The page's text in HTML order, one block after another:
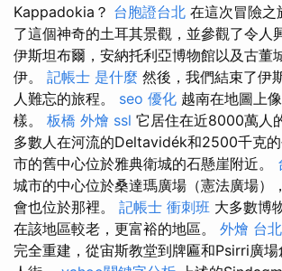
Kappadokia？ 台胞證台北 在這次冒險之
了這個神奇的土耳其景觀，並參觀了令人
伊斯坦布爾，安納托利亞博物館以及古董
伊。 記帳士 是什麼 然後，我們結束了伊
人難忘的旅程。 seo 優化 越南在地圖上
樣。 板橋 外燴 ssl 它居住在近8000萬人
多數人在河流的Deltavidék和2500千克
市的舊中心位於雅典衛城的石懸崖附近。
城市的中心位於桑達瑪廣場（憲法廣場）
會也位於那裡。 記帳士 衝刺班 大多數博
在該地區較老，更富裕的地區。 外燴 台北
完全重建，從宙斯教堂到牌匾和Psirri廣